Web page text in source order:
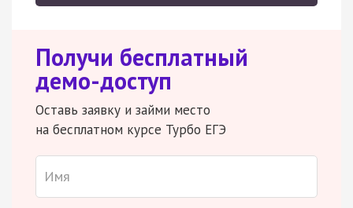
Получи бесплатный
демо-доступ
Оставь заявку и займи место
на бесплатном курсе Турбо ЕГЭ